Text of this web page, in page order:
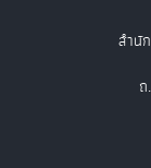
สำนั